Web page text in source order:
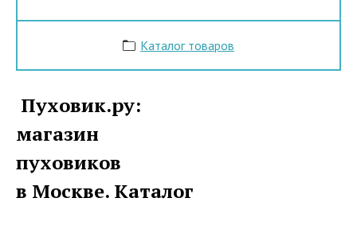
Каталог товаров
Пуховик.ру:
магазин
пуховиков
в Москве. Каталог